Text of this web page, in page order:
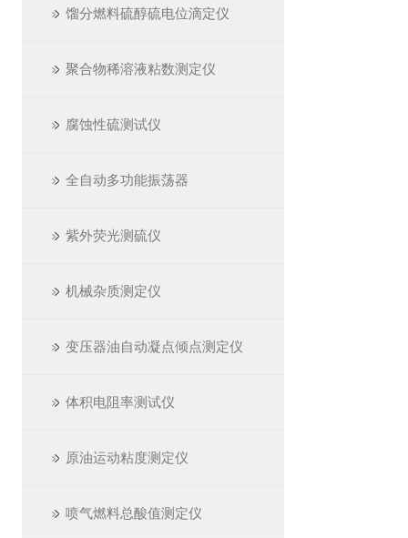
馏分燃料硫醇硫电位滴定仪
聚合物稀溶液粘数测定仪
腐蚀性硫测试仪
全自动多功能振荡器
紫外荧光测硫仪
机械杂质测定仪
变压器油自动凝点倾点测定仪
体积电阻率测试仪
原油运动粘度测定仪
喷气燃料总酸值测定仪